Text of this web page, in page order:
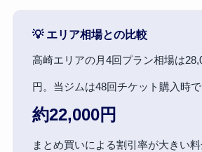
💡 エリア相場との比較
高崎エリアの月4回プラン相場は
円。当ジムは48回チケット購入時で
約22,000円
まとめ買いによる割引率が大きい